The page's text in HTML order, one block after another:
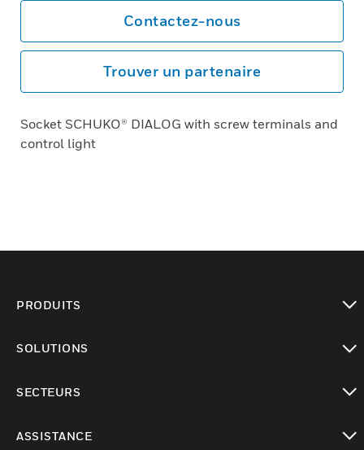
Contactez-nous
Trouver un partenaire
Socket SCHUKO® DIALOG with screw terminals and
control light
PRODUITS
SOLUTIONS
SECTEURS
ASSISTANCE